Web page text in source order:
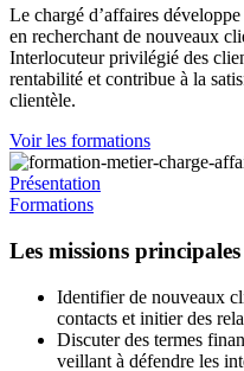
Le chargé d’affaires
en recherchant de nouveaux
Interlocuteur privilégié des
rentabilité et contribue à la
clientèle.
Voir les formations
Présentation
Formations
Les missions
Identifier de nouveaux
contacts et initier des
Discuter des termes
veillant à défendre les